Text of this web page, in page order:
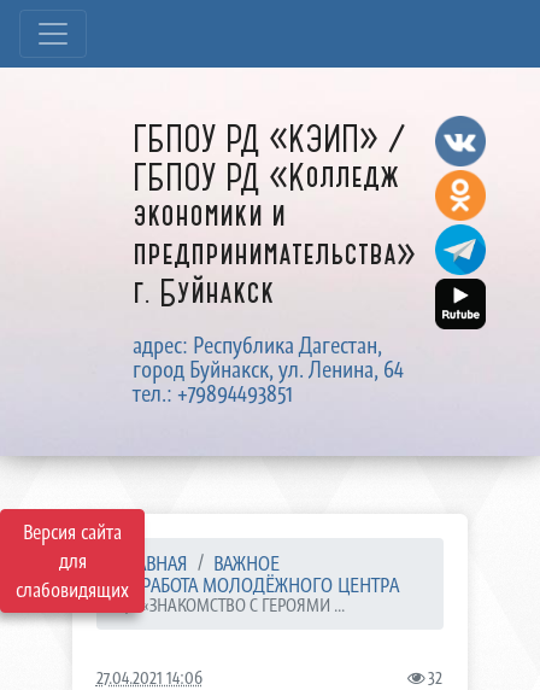
Версия сайта
для
слабовидящих
ГБПОУ РД «КЭИП» /
ГБПОУ РД «Колледж
экономики и
предпринимательства»
г. Буйнакск
адрес: Республика Дагестан,
город Буйнакск, ул. Ленина, 64
тел.: +79894493851
ГЛАВНАЯ
ВАЖНОЕ
РАБОТА МОЛОДЁЖНОГО ЦЕНТРА
«ЗНАКОМСТВО С ГЕРОЯМИ ...
27.04.2021 14:06 32